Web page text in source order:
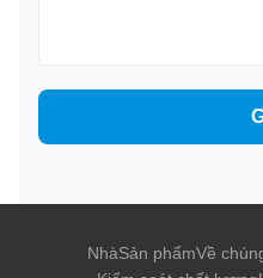
NhàSản phẩmVề